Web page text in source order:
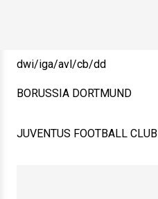
dwi/iga/avl/cb/dd
BORUSSIA DORTMUND
JUVENTUS FOOTBALL CLUB